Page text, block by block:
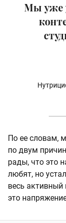
Мы уже
По ее словам,
по двум
рады, что это
любят, но
весь активный
это